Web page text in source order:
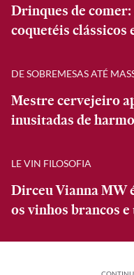
Drinques de
coquetéis
DE SOBREMESAS ATÉ
Mestre cervejeiro
inusitadas de
LE VIN FILOSOFIA
Dirceu Vianna MW
os vinhos brancos